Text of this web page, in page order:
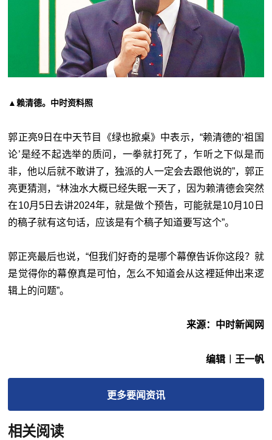
▲赖清德。中时资料照
郭正亮9日在中天节目《绿也掀桌》中表示，“赖清德的‘祖国
论’是经不起选举的质问，一拳就打死了，乍听之下似是而
非，他以后就不敢讲了，独派的人一定会去跟他说的”，郭正
亮更猜测，“林浊水大概已经失眠一天了，因为赖清德会突然
在10月5日去讲2024年，就是做个预告，可能就是10月10日
的稿子就有这句话，应该是有个稿子知道要写这个”。
郭正亮最后也说，“但我们好奇的是哪个幕僚告诉你这段？就
是觉得你的幕僚真是可怕，怎么不知道会从这裡延伸出来逻
辑上的问题”。
来源：中时新闻网
编辑︱王一帆
更多要闻资讯
相关阅读